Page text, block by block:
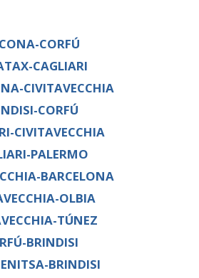
CORFÚ
CAGLIARI
CIVITAVECCHIA
CORFÚ
CIVITAVECCHIA
PALERMO
BARCELONA
OLBIA
TÚNEZ
BRINDISI
BRINDISI